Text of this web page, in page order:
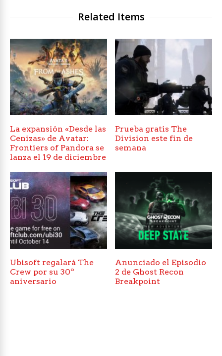
Related Items
La expansión «Desde las
Cenizas» de Avatar:
Frontiers of Pandora se
lanza el 19 de diciembre
Prueba gratis The
Division este fin de
semana
Ubisoft regalará The
Crew por su 30º
aniversario
Anunciado el Episodio
2 de Ghost Recon
Breakpoint